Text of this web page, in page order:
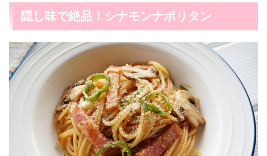
隠し味で絶品！シナモンナポリタン